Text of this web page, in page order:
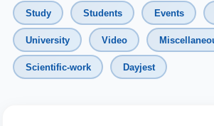
Study Students Events
University Video
Scientific-work Dayjest